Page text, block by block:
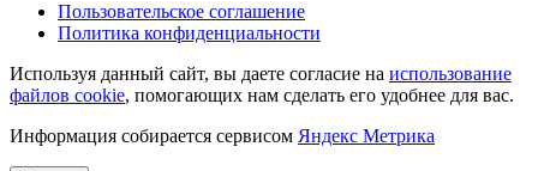
Пользовательское соглашение
Политика конфиденциальности
Используя данный сайт, вы даете согласие на использование
файлов cookie, помогающих нам сделать его удобнее для вас.
Информация собирается сервисом Яндекс Метрика